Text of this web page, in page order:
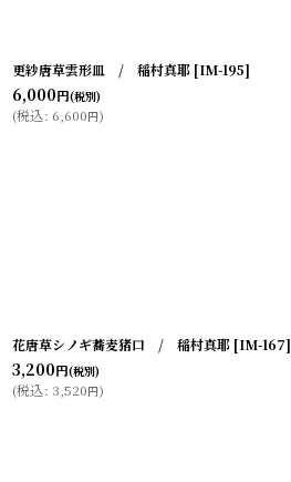
更紗唐草雲形皿 / 稲村真耶 [IM-195]
6,000円(税別)
(税込: 6,600円)
花唐草シノギ蕎麦猪口 / 稲村真耶 [IM-167]
3,200円(税別)
(税込: 3,520円)